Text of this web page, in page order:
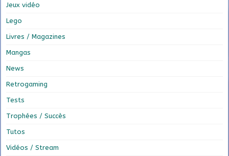
Jeux vidéo
Lego
Livres / Magazines
Mangas
News
Retrogaming
Tests
Trophées / Succès
Tutos
Vidéos / Stream